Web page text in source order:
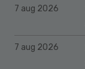
7 aug 2026
7 aug 2026